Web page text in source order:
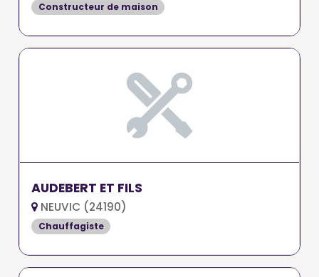
Constructeur de maison
AUDEBERT ET FILS
NEUVIC (24190)
Chauffagiste